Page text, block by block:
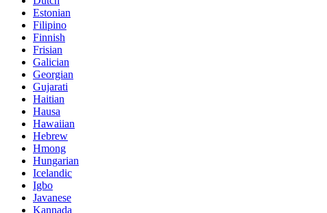
Estonian
Filipino
Finnish
Frisian
Galician
Georgian
Gujarati
Haitian
Hausa
Hawaiian
Hebrew
Hmong
Hungarian
Icelandic
Igbo
Javanese
Kannada